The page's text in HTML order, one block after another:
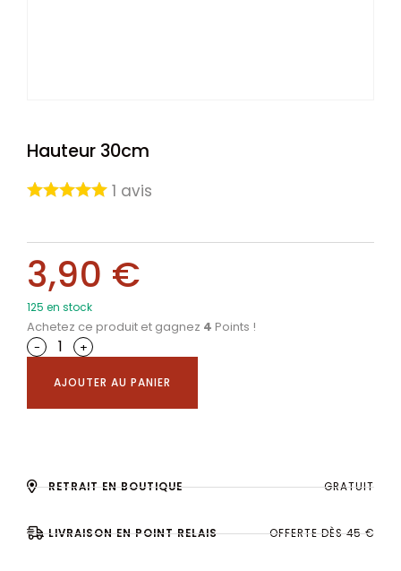
Hauteur 30cm
1 avis
3,90 €
125 en stock
Achetez ce produit et gagnez 4 Points !
-
+
AJOUTER AU PANIER
RETRAIT EN BOUTIQUE GRATUIT
LIVRAISON EN POINT RELAIS OFFERTE DÈS 45 €